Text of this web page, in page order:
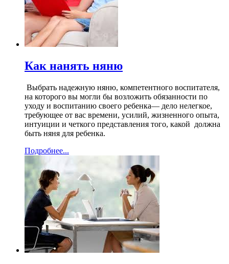
Как нанять няню
Выбрать надежную няню, компетентного воспитателя,
на которого вы могли бы возложить обязанности по
уходу и воспитанию своего ребенка— дело нелегкое,
требующее от вас времени, усилий, жизненного опыта,
интуиции и четкого представления того, какой должна
быть няня для ребенка.
Подробнее...